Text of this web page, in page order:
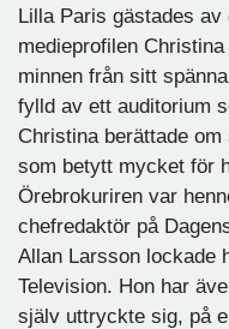
Lilla Paris gästades
medieprofilen
minnen från sitt
fylld av ett auditorium
Christina berättade
som betytt mycket för
Örebrokuriren var
chefredaktör på
Allan Larsson lockade
Television. Hon har
själv uttryckte sig, på